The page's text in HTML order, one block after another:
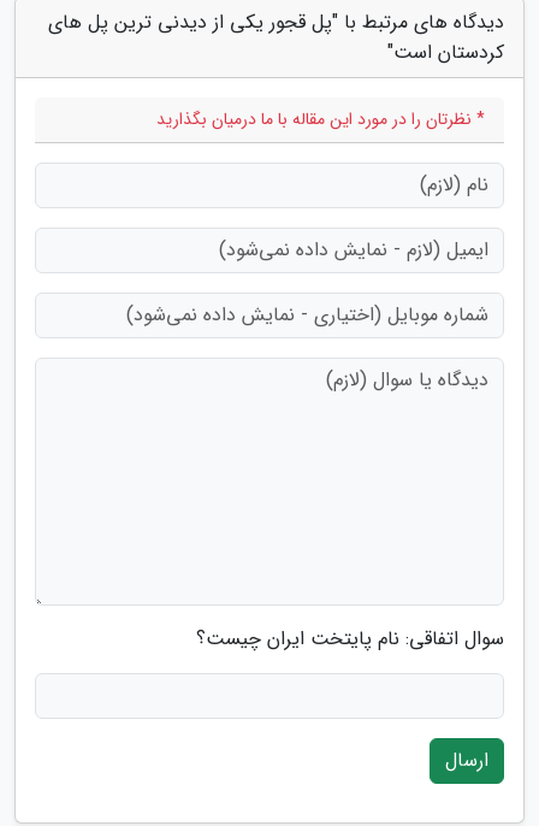
دیدگاه های مرتبط با "پل قجور یکی از دیدنی ترین پل های
کردستان است"
* نظرتان را در مورد این مقاله با ما درمیان بگذارید
سوال اتفاقی: نام پایتخت ایران چیست؟
ارسال